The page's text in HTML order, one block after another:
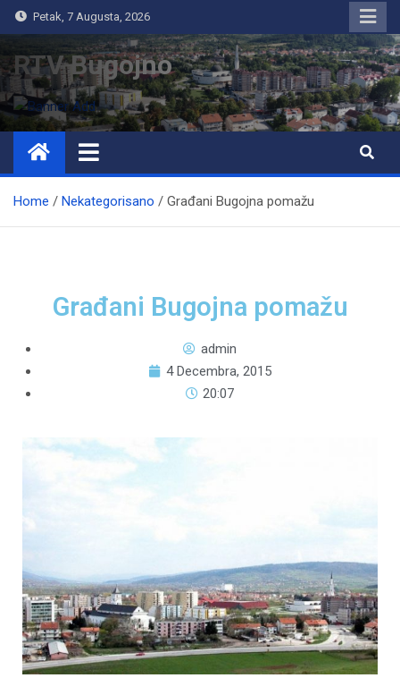
Petak, 7 Augusta, 2026
RTV Bugojno
Home Nekategorisano Građani Bugojna pomažu
Građani Bugojna pomažu
admin
4 Decembra, 2015
20:07